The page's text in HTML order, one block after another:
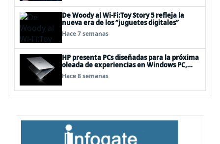
De Woody al Wi-Fi:Toy Story 5 refleja la
nueva era de los “juguetes digitales”
Hace 7 semanas
HP presenta PCs diseñadas para la próxima
oleada de experiencias en Windows PC,
impulsadas por NVIDIA RTX Spark™
Hace 8 semanas